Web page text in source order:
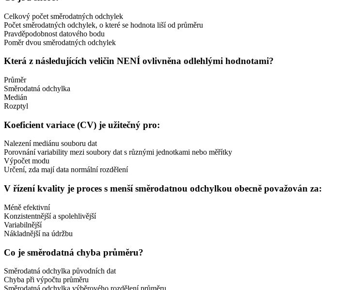
Celkový počet směrodatných odchylek
Počet směrodatných odchylek, o které se hodnota liší od průměru
Pravděpodobnost datového bodu
Poměr dvou směrodatných odchylek
Která z následujících veličin NENÍ ovlivněna odlehlými hodnotami?
Průměr
Směrodatná odchylka
Medián
Rozptyl
Koeficient variace (CV) je užitečný pro:
Nalezení mediánu souboru dat
Porovnání variability mezi soubory dat s různými jednotkami nebo měřítky
Výpočet modu
Určení, zda mají data normální rozdělení
V řízení kvality je proces s menší směrodatnou odchylkou obecně považován za:
Méně efektivní
Konzistentnější a spolehlivější
Variabilnější
Nákladnější na údržbu
Co je směrodatná chyba průměru?
Směrodatná odchylka původních dat
Chyba při výpočtu průměru